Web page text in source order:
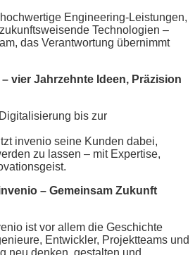
Engineering‑Leistungen,
Technologien –
das Verantwortung übernimmt
vier Jahrzehnte Ideen, Präzision
bis zur
invenio seine Kunden dabei,
zu lassen – mit Expertise,
– Gemeinsam Zukunft
ist vor allem die Geschichte
Entwickler, Projektteams und
neu denken, gestalten und